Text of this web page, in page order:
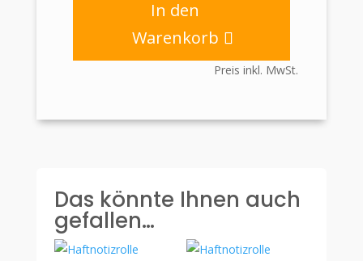
26mm
In den
Warenkorb
Preis inkl. MwSt.
Das könnte Ihnen auch
gefallen…